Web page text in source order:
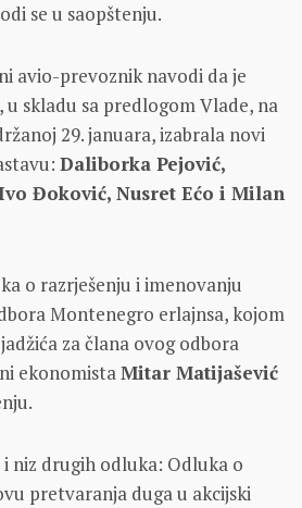
se u saopštenju.
avio-prevoznik navodi da je
u skladu sa predlogom Vlade, na
29. januara, izabrala novi
Daliborka Pejović,
Đoković, Nusret Ećo i Milan
o razrješenju i imenovanju
Montenegro erlajnsa, kojom
za člana ovog odbora
ekonomistaMitar Matijašević
niz drugih odluka: Odluka o
pretvaranja duga u akcijski